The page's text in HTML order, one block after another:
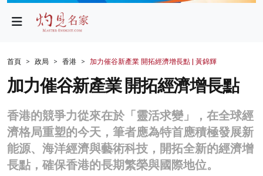
財經
生活
商業
科技
首頁 政局 香港 加力催谷新產業 開拓經濟增長點 | 黃錦輝
加力催谷新產業 開拓經濟增長點
香港的競爭力從來在於「靈活求變」，在全球經
濟格局重塑的今天，筆者應為特首應積極發展新
能源、海洋經濟與藝術科技，開拓全新的經濟增
長點，確保香港的長期繁榮與國際地位。